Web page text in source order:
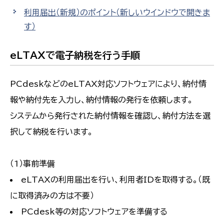
利用届出（新規）のポイント（新しいウインドウで開きま
す）
eLTAXで電子納税を行う手順
PCdeskなどのeLTAX対応ソフトウェアにより、納付情
報や納付先を入力し、納付情報の発行を依頼します。
システムから発行された納付情報を確認し、納付方法を選
択して納税を行います。
（1）事前準備
eLTAXの利用届出を行い、利用者IDを取得する。（既
に取得済みの方は不要）
PCdesk等の対応ソフトウェアを準備する